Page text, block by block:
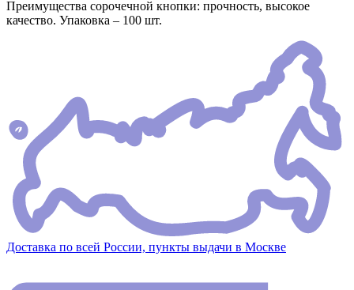
Преимущества сорочечной кнопки: прочность, высокое
качество. Упаковка – 100 шт.
Доставка по всей России, пункты выдачи в Москве